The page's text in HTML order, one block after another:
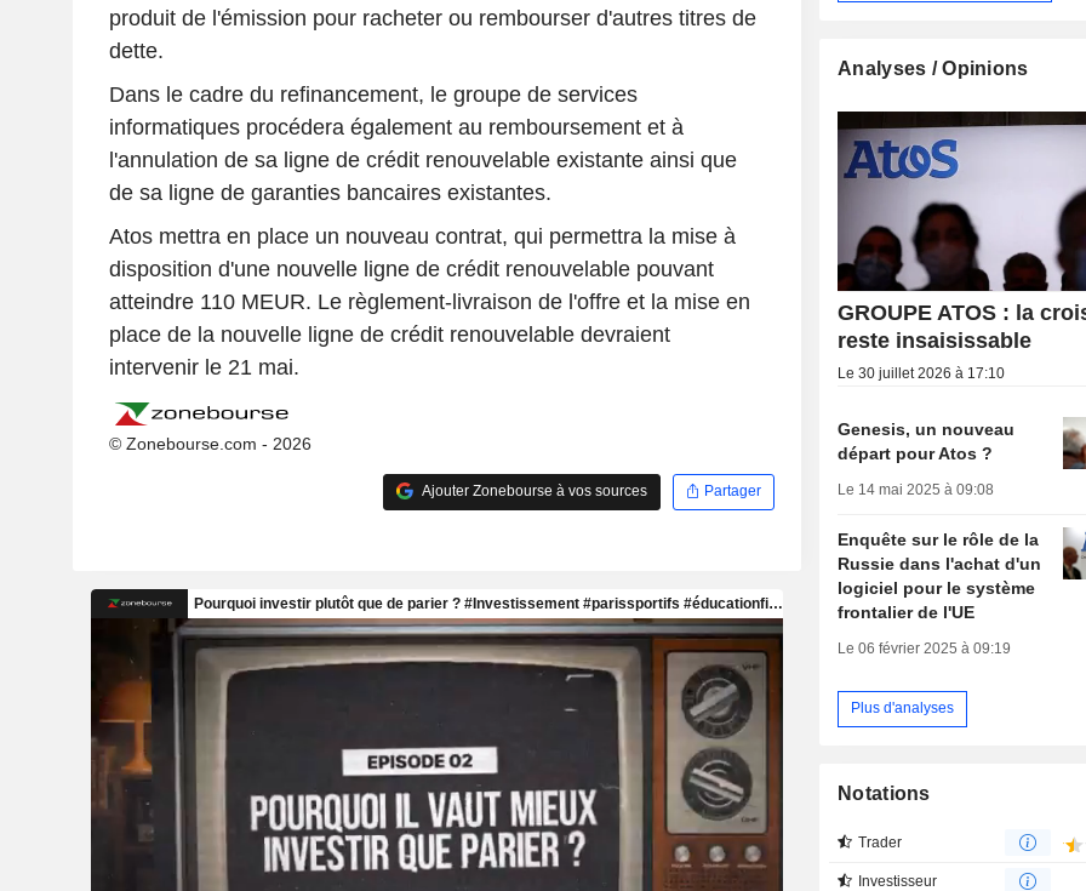
produit de l'émission pour racheter ou rembourser d'autres titres de
dette.
Dans le cadre du refinancement, le groupe de services
informatiques procédera également au remboursement et à
l'annulation de sa ligne de crédit renouvelable existante ainsi que
de sa ligne de garanties bancaires existantes.
Atos mettra en place un nouveau contrat, qui permettra la mise à
disposition d'une nouvelle ligne de crédit renouvelable pouvant
atteindre 110 MEUR. Le règlement-livraison de l'offre et la mise en
place de la nouvelle ligne de crédit renouvelable devraient
intervenir le 21 mai.
© Zonebourse.com - 2026
Ajouter Zonebourse à vos sources Partager
Analyses / Opinions
GROUPE ATOS : la
reste insaisissable
Le 30 juillet 2026 à 17:10
Genesis, un nouveau
départ pour Atos ?
Le 14 mai 2025 à 09:08
Enquête sur le rôle de la
Russie dans l'achat d'un
logiciel pour le système
frontalier de l'UE
Le 06 février 2025 à 09:19
Plus d'analyses
Notations
Trader
Investisseur